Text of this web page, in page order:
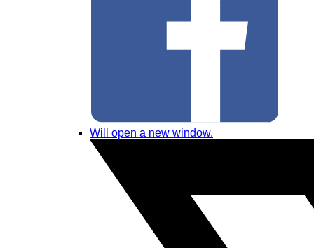
Will open a new window.